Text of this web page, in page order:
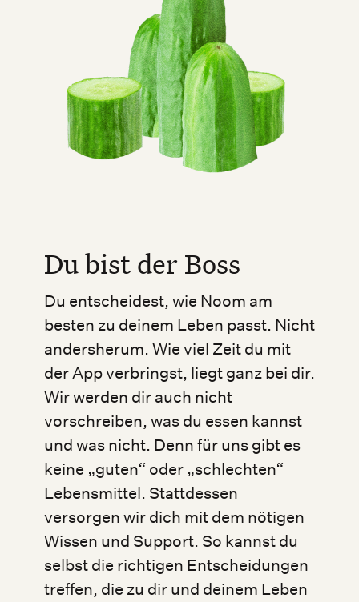
Du bist der Boss
Du entscheidest, wie Noom am
besten zu deinem Leben passt. Nicht
andersherum. Wie viel Zeit du mit
der App verbringst, liegt ganz bei dir.
Wir werden dir auch nicht
vorschreiben, was du essen kannst
und was nicht. Denn für uns gibt es
keine „guten“ oder „schlechten“
Lebensmittel. Stattdessen
versorgen wir dich mit dem nötigen
Wissen und Support. So kannst du
selbst die richtigen Entscheidungen
treffen, die zu dir und deinem Leben